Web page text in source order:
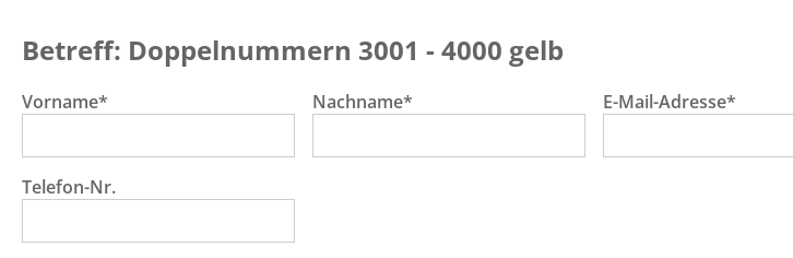
Betreff: Doppelnummern 3001 - 4000 gelb
Vorname* Nachname* E-Mail-Adresse*
Telefon-Nr.